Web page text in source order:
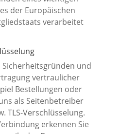
der Europäischen
verarbeitet
Sicherheitsgründen und
vertraulicher
Bestellungen oder
als Seitenbetreiber
TLS-Verschlüsselung.
erkennen Sie